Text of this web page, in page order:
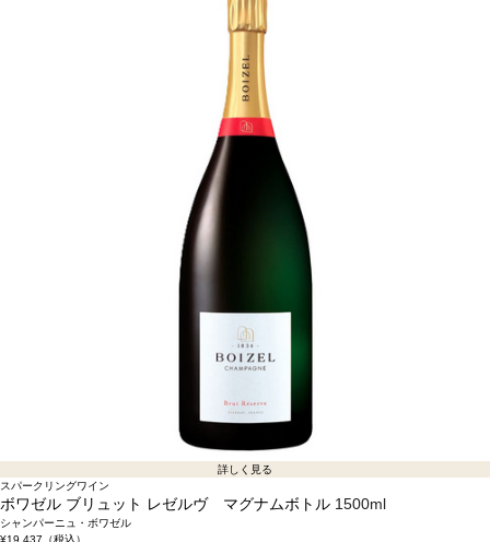
詳しく見る
スパークリングワイン
ボワゼル ブリュット レゼルヴ マグナムボトル 1500ml
シャンパーニュ・ボワゼル
¥19,437 （税込）